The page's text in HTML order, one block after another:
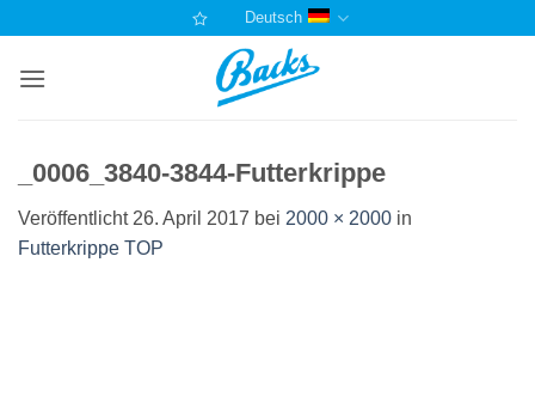
springen
Deutsch
_0006_3840-3844-Futterkrippe
Veröffentlicht 26. April 2017 bei 2000 × 2000 in
Futterkrippe TOP